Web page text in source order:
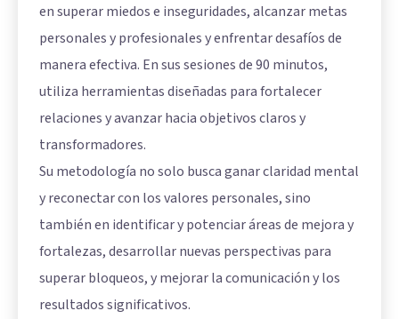
en superar miedos e inseguridades, alcanzar metas
personales y profesionales y enfrentar desafíos de
manera efectiva. En sus sesiones de 90 minutos,
utiliza herramientas diseñadas para fortalecer
relaciones y avanzar hacia objetivos claros y
transformadores.
Su metodología no solo busca ganar claridad mental
y reconectar con los valores personales, sino
también en identificar y potenciar áreas de mejora y
fortalezas, desarrollar nuevas perspectivas para
superar bloqueos, y mejorar la comunicación y los
resultados significativos.